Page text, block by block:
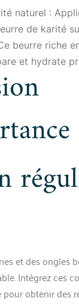
naturel :
de karité
beurre riche
et hydrate
et des ongles
Intégrez ces
obtenir des